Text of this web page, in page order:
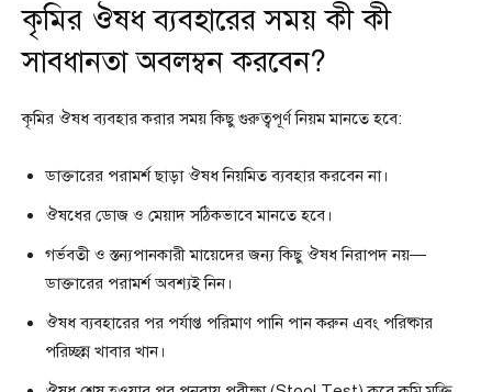
কৃমির ঔষধ ব্যবহারের সময় কী কী
সাবধানতা অবলম্বন করবেন?
কৃমির ঔষধ ব্যবহার করার সময় কিছু গুরুত্বপূর্ণ নিয়ম মানতে হবে:
ডাক্তারের পরামর্শ ছাড়া ঔষধ নিয়মিত ব্যবহার করবেন না।
ঔষধের ডোজ ও মেয়াদ সঠিকভাবে মানতে হবে।
গর্ভবতী ও স্তন্যপানকারী মায়েদের জন্য কিছু ঔষধ নিরাপদ নয়—
ডাক্তারের পরামর্শ অবশ্যই নিন।
ঔষধ ব্যবহারের পর পর্যাপ্ত পরিমাণ পানি পান করুন এবং পরিষ্কার
পরিচ্ছন্ন খাবার খান।